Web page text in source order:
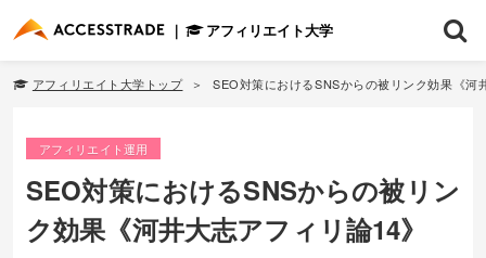
アフィリエイト大学
アフィリエイト大学トップ SEO対策におけるSNSからの被リンク効果《河
アフィリエイト運用
SEO対策におけるSNSからの被リン
ク効果《河井大志アフィリ論14》